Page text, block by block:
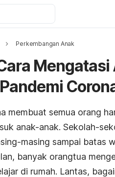
Perkembangan Anak
Mengatasi
membuat semua orang
anak-anak. Sekolah-
masing sampai batas
banyak orangtua
di rumah. Lantas,